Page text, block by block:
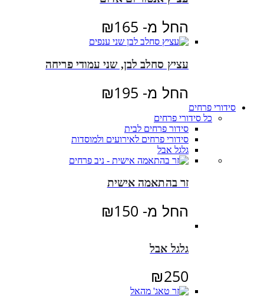
החל מ- ₪165
עציץ סחלב לבן, שני עמודי פריחה
החל מ- ₪195
סידורי פרחים
כל סידורי פרחים
סידור פרחים לבית
סידורי פרחים לאירועים ולמוסדות
גלגל אבל
זר בהתאמה אישית
החל מ- ₪150
גלגל אבל
₪250